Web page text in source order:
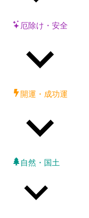
厄除け・安全
開運・成功運
自然・国土